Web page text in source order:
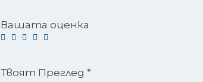
Вашата оценка
Твоят Преглед *